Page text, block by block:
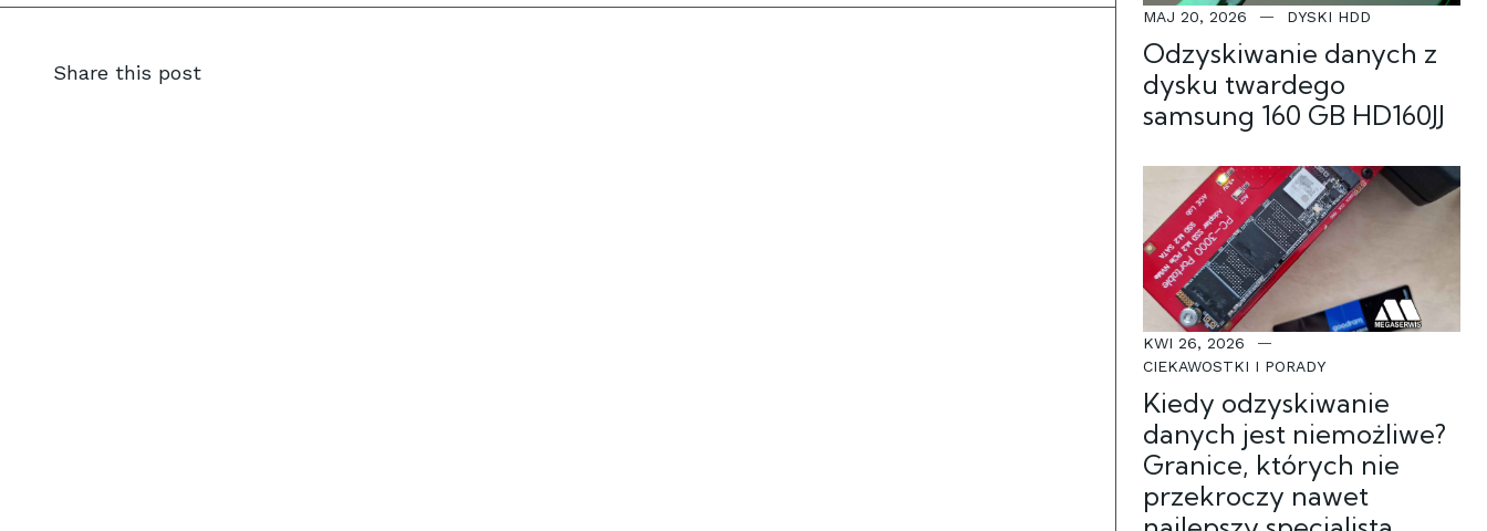
Share this post
MAJ 20, 2026 DYSKI HDD
Odzyskiwanie danych z
dysku twardego
samsung 160 GB HD160JJ
KWI 26, 2026
CIEKAWOSTKI I PORADY
Kiedy odzyskiwanie
danych jest niemożliwe?
Granice, których nie
przekroczy nawet